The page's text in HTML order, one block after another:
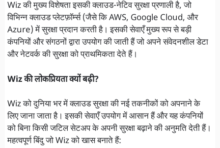
Wiz की मुख्य विशेषता इसकी क्लाउड-नेटिव सुरक्षा प्रणाली है, जो
विभिन्न क्लाउड प्लेटफ़ॉर्म्स (जैसे कि AWS, Google Cloud, और
Azure) में सुरक्षा प्रदान करती है। इसकी सेवाएँ मुख्य रूप से बड़ी
कंपनियों और संगठनों द्वारा उपयोग की जाती हैं जो अपने संवेदनशील डेटा
और नेटवर्क की सुरक्षा को प्राथमिकता देते हैं।
Wiz की लोकप्रियता क्यों बढ़ी?
Wiz को दुनिया भर में क्लाउड सुरक्षा की नई तकनीकों को अपनाने के
लिए जाना जाता है। इसकी सेवाएँ उपयोग में आसान हैं और यह कंपनियों
को बिना किसी जटिल सेटअप के अपनी सुरक्षा बढ़ाने की अनुमति देती हैं।
महत्वपूर्ण बिंदु जो Wiz को खास बनाते हैं: